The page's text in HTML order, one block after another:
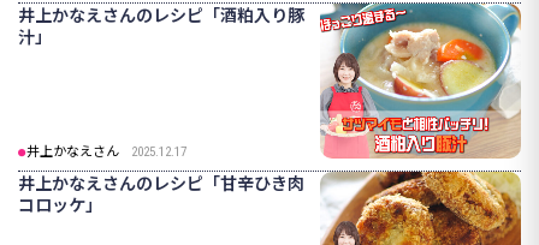
井上かなえさんのレシピ「酒粕入り豚
汁」
井上かなえさん 2025.12.17
井上かなえさんのレシピ「甘辛ひき肉
コロッケ」